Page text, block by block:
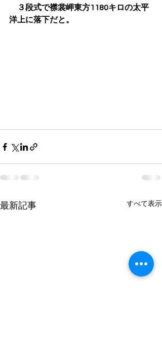
３段式で襟裳岬東方1180キロの太平
洋上に落下だと。
最新記事 すべて表示